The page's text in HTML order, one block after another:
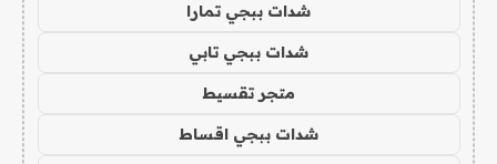
شدات ببجي تمارا
شدات ببجي تابي
متجر تقسيط
شدات ببجي اقساط